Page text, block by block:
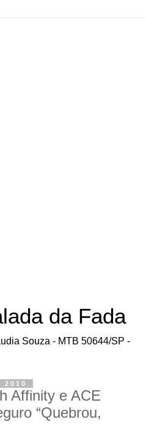
da Fada
Souza - MTB 50644/SP -
Affinity e ACE
“Quebrou,